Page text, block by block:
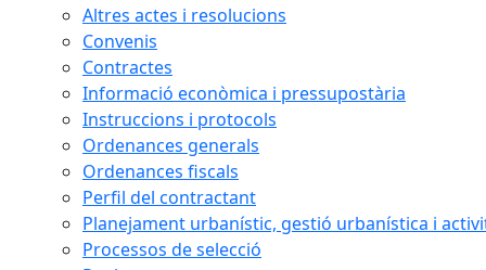
Altres actes i resolucions
Convenis
Contractes
Informació econòmica i pressupostària
Instruccions i protocols
Ordenances generals
Ordenances fiscals
Perfil del contractant
Planejament urbanístic, gestió urbanística i
Processos de selecció